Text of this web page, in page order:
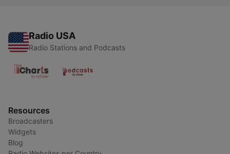
Radio USA
Radio Stations and Podcasts
Resources
Broadcasters
Widgets
Blog